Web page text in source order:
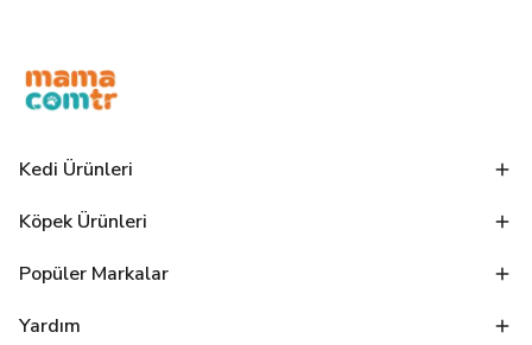
Kedi Ürünleri
Köpek Ürünleri
Popüler Markalar
Yardım